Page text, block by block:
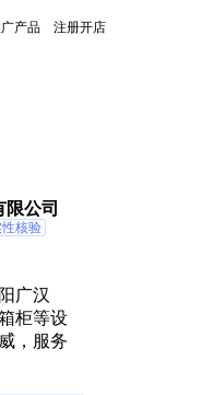
产品 注册开店
限公司
核验
广汉
柜等设
，服务